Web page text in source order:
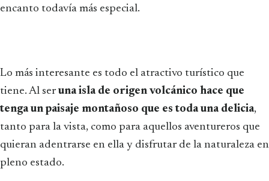
encanto todavía más especial.
Lo más interesante es todo el atractivo turístico que
tiene. Al seruna isla de origen volcánico hace que
tenga un paisaje montañoso que es toda una delicia,
tanto para la vista, como para aquellos aventureros que
quieran adentrarse en ella y disfrutar de la naturaleza en
pleno estado.